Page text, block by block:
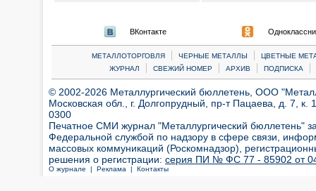
ВКонтакте
МЕТАЛЛОТОРГОВЛЯ | ЧЕРНЫЕ МЕТАЛЛЫ |
ЦВЕТНЫЕ
ЖУРНАЛ
| СВЕЖИЙ НОМЕР | АРХИВ | ПОДПИСКА |
© 2002-2026 Металлургический бюллетень, ООО
Московская обл., г. Долгопрудный, пр-т Пацаева, д. 7,
0300
Печатное СМИ журнал "Металлургический бюллетень"
Федеральной службой по надзору в сфере связи,
массовых коммуникаций (Роскомнадзор),
решения о регистрации: серия ПИ № ФС 77 - 85902 от 04
О журнале | Реклама | Контакты